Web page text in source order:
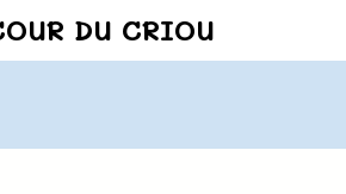
DU CRIOU